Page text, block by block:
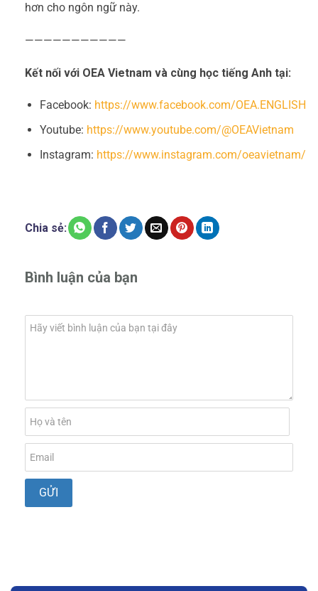
hơn cho ngôn ngữ này.
———————————
Kết nối với OEA Vietnam và cùng học tiếng Anh tại:
Facebook: https://www.facebook.com/OEA.ENGLISH
Youtube: https://www.youtube.com/@OEAVietnam
Instagram: https://www.instagram.com/oeavietnam/
Chia sẻ:
Bình luận của bạn